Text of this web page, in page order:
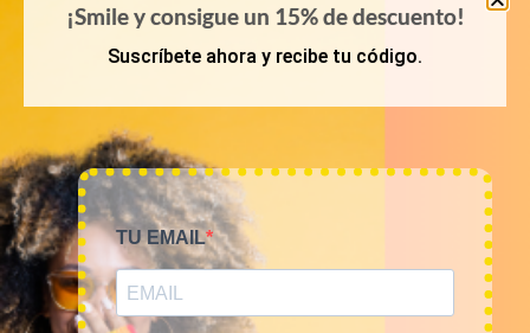
PRIMAVERA-VERANO
Bala 45 Kilos camisas
KILOS
Mix de camisas franela
¡Smile y consigue un 15% de descuento!
Suscríbete ahora y recibe tu código.
TU EMAIL